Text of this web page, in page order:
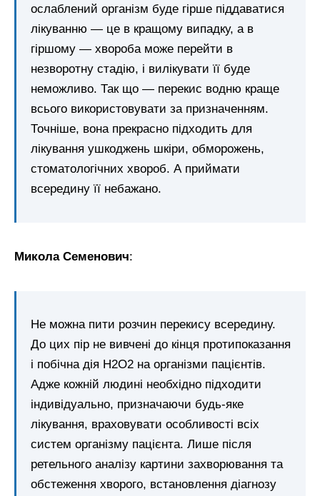
ослаблений організм буде гірше піддаватися
лікуванню — це в кращому випадку, а в
гіршому — хвороба може перейти в
незворотну стадію, і вилікувати її буде
неможливо. Так що — перекис водню краще
всього використовувати за призначенням.
Точніше, вона прекрасно підходить для
лікування ушкоджень шкіри, обморожень,
стоматологічних хвороб. А приймати
всередину її небажано.
Микола Семенович:
Не можна пити розчин перекису всередину.
До цих пір не вивчені до кінця протипоказання
і побічна дія Н2О2 на організми пацієнтів.
Адже кожній людині необхідно підходити
індивідуально, призначаючи будь-яке
лікування, враховувати особливості всіх
систем організму пацієнта. Лише після
ретельного аналізу картини захворювання та
обстеження хворого, встановлення діагнозу